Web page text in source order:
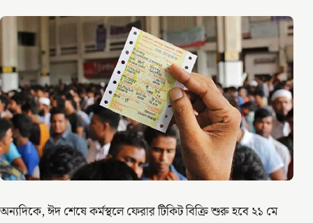
অন্যদিকে, ঈদ শেষে কর্মস্থলে ফেরার টিকিট বিক্রি শুরু হবে ২১ মে